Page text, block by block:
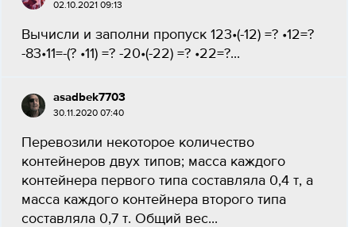
02.10.2021 09:13
Вычисли и заполни пропуск 123•(-12) =? •12=?
-83•11=-(? •11) =? -20•(-22) =? •22=?...
asadbek7703
30.11.2020 07:40
Перевозили некоторое количество
контейнеров двух типов; масса каждого
контейнера первого типа составляла 0,4 т, а
масса каждого контейнера второго типа
составляла 0,7 т. Общий вес...